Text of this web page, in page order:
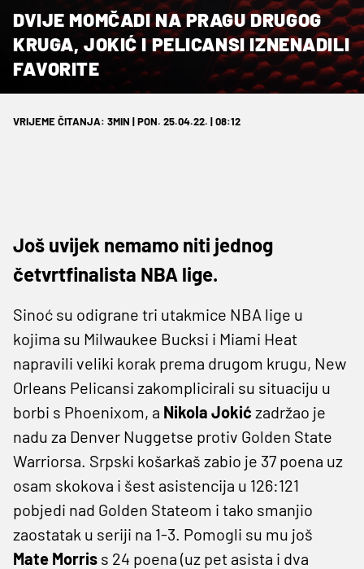
DVIJE MOMČADI NA PRAGU DRUGOG
KRUGA, JOKIĆ I PELICANSI IZNENADILI
FAVORITE
VRIJEME ČITANJA: 3MIN | PON. 25.04.22. | 08:12
Još uvijek nemamo niti jednog
četvrtfinalista NBA lige.
Sinoć su odigrane tri utakmice NBA lige u
kojima su Milwaukee Bucksi i Miami Heat
napravili veliki korak prema drugom krugu, New
Orleans Pelicansi zakomplicirali su situaciju u
borbi s Phoenixom, a Nikola Jokić zadržao je
nadu za Denver Nuggetse protiv Golden State
Warriorsa. Srpski košarkaš zabio je 37 poena uz
osam skokova i šest asistencija u 126:121
pobjedi nad Golden Stateom i tako smanjio
zaostatak u seriji na 1-3. Pomogli su mu još
Mate Morris s 24 poena (uz pet asista i dva